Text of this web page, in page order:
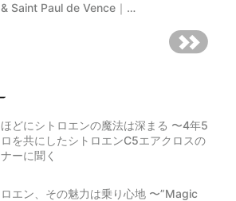
Saint Paul de Vence｜…
どにシトロエンの魔法は深まる 〜4年5
を共にしたシトロエンC5エアクロスの
ーに聞く
エン、その魅力は乗り心地 〜”Magic